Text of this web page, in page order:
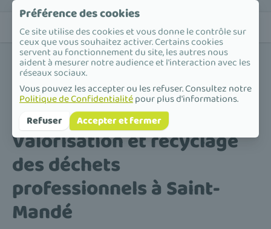
Accueil /Valorisation et recyclage des déchets professionnels /
Île-de-France / Val-de-Marne /Saint-Mandé
Valorisation et recyclage
des déchets
professionnels à Saint-
Mandé
Préférence des cookies
Ce site utilise des cookies et vous donne le contrôle sur
ceux que vous souhaitez activer. Certains cookies
servent au fonctionnement du site, les autres nous
aident à mesurer notre audience et l'interaction avec les
réseaux sociaux.
Vous pouvez les accepter ou les refuser. Consultez notre
Politique de Confidentialitépour plus d'informations.
Refuser
Accepter et fermer